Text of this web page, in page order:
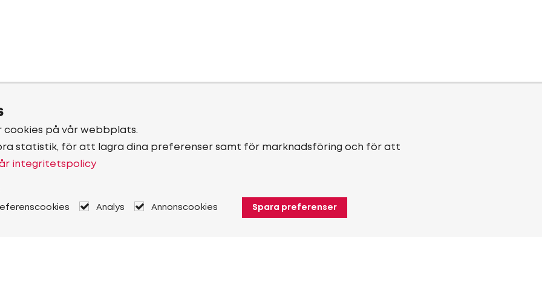
på vår webbplats.
statistik, för att lagra dina preferenser samt för marknadsföring och för att
integritetspolicy
Analys Annonscookies Spara preferenser